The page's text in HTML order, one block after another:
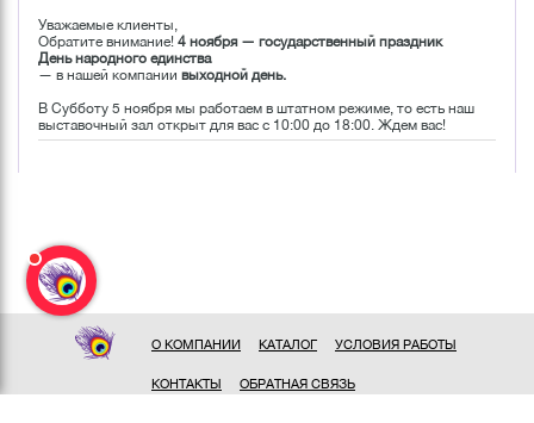
Уважаемые клиенты,
Обратите внимание! 4 ноября — государственный праздник
День народного единства
— в нашей компании выходной день.
В Субботу 5 ноября мы работаем в штатном режиме, то есть наш
выставочный зал открыт для вас с 10:00 до 18:00. Ждем вас!
О КОМПАНИИ КАТАЛОГ УСЛОВИЯ РАБОТЫ
КОНТАКТЫ ОБРАТНАЯ СВЯЗЬ